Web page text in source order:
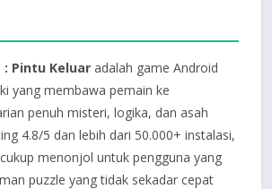
Pintu Keluar adalah game Android
yang membawa pemain ke
penuh misteri, logika, dan asah
4.8/5 dan lebih dari 50.000+ instalasi,
menonjol untuk pengguna yang
puzzle yang tidak sekadar cepat